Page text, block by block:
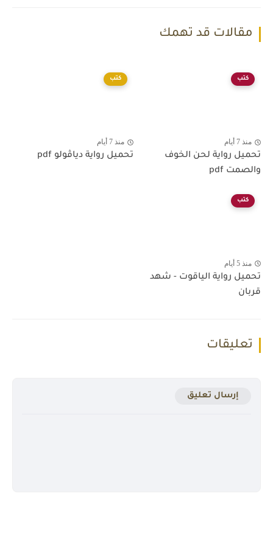
مقالات قد تهمك
كتب
منذ 7 أيام
تحميل رواية لحن الخوف
والصمت pdf
كتب
منذ 7 أيام
تحميل رواية دياڤولو pdf
كتب
منذ 5 أيام
تحميل رواية الياقوت - شهد
قربان
تعليقات
إرسال تعليق